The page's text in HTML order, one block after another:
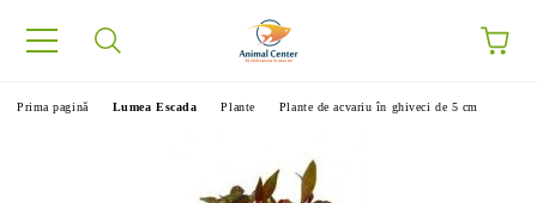
Prima pagină Lumea Escada Plante Plante de acvariu în ghiveci de 5 cm